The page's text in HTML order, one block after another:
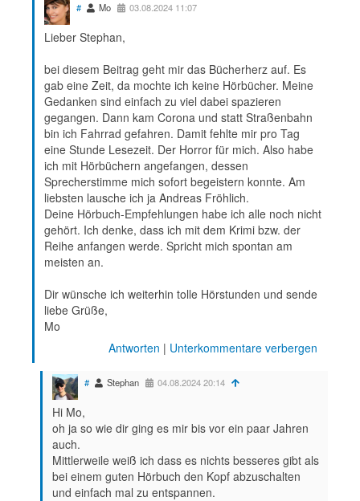
# Mo 03.08.2024 11:07
Lieber Stephan,
bei diesem Beitrag geht mir das Bücherherz auf. Es
gab eine Zeit, da mochte ich keine Hörbücher. Meine
Gedanken sind einfach zu viel dabei spazieren
gegangen. Dann kam Corona und statt Straßenbahn
bin ich Fahrrad gefahren. Damit fehlte mir pro Tag
eine Stunde Lesezeit. Der Horror für mich. Also habe
ich mit Hörbüchern angefangen, dessen
Sprecherstimme mich sofort begeistern konnte. Am
liebsten lausche ich ja Andreas Fröhlich.
Deine Hörbuch-Empfehlungen habe ich alle noch nicht
gehört. Ich denke, dass ich mit dem Krimi bzw. der
Reihe anfangen werde. Spricht mich spontan am
meisten an.
Dir wünsche ich weiterhin tolle Hörstunden und sende
liebe Grüße,
Mo
Antworten | Unterkommentare verbergen
# Stephan 04.08.2024 20:14
Hi Mo,
oh ja so wie dir ging es mir bis vor ein paar Jahren
auch.
Mittlerweile weiß ich dass es nichts besseres gibt als
bei einem guten Hörbuch den Kopf abzuschalten
und einfach mal zu entspannen.